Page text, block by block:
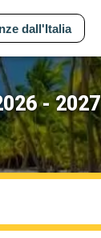
dall'Italia
- 2027